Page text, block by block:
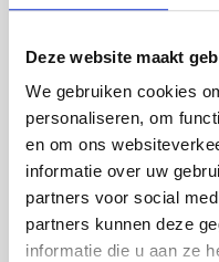
Deze website maakt
We gebruiken cookies
personaliseren, om
en om ons
informatie over uw
partners voor social
partners kunnen deze
informatie die u aan ze
SAB
Binnendozen
Design profielen
Gevelplaten
Panelen Paneele
Panelen Paneele
Panelen Paneele
Panelen Paneele
Panelen Paneele
Panelen Paneele
Warmdak profielen